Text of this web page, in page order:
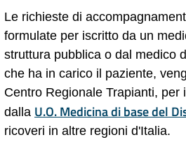
Le richieste di
formulate per iscritto da un
struttura pubblica o dal medico
che ha in carico il paziente,
Centro Regionale Trapianti, per
dalla U.O. Medicina di base del
ricoveri in altre regioni d'Italia.